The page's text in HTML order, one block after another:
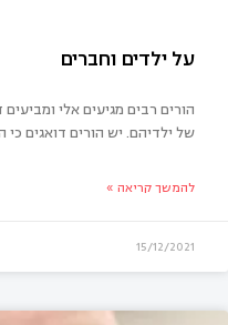
הורים רבים מגיעים אלי
של ילדיהם. יש הורים דואגים כי
להמשך קריאה »
15/12/2021